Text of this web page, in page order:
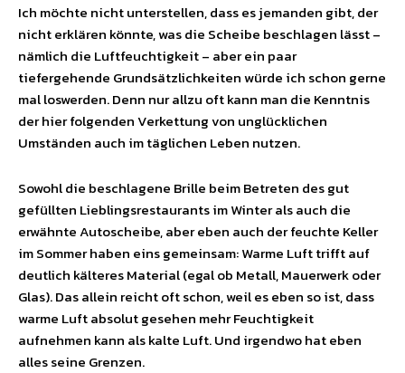
Ich möchte nicht unterstellen, dass es jemanden gibt, der
nicht erklären könnte, was die Scheibe beschlagen lässt –
nämlich die Luftfeuchtigkeit – aber ein paar
tiefergehende Grundsätzlichkeiten würde ich schon gerne
mal loswerden. Denn nur allzu oft kann man die Kenntnis
der hier folgenden Verkettung von unglücklichen
Umständen auch im täglichen Leben nutzen.
Sowohl die beschlagene Brille beim Betreten des gut
gefüllten Lieblingsrestaurants im Winter als auch die
erwähnte Autoscheibe, aber eben auch der feuchte Keller
im Sommer haben eins gemeinsam: Warme Luft trifft auf
deutlich kälteres Material (egal ob Metall, Mauerwerk oder
Glas). Das allein reicht oft schon, weil es eben so ist, dass
warme Luft absolut gesehen mehr Feuchtigkeit
aufnehmen kann als kalte Luft. Und irgendwo hat eben
alles seine Grenzen.